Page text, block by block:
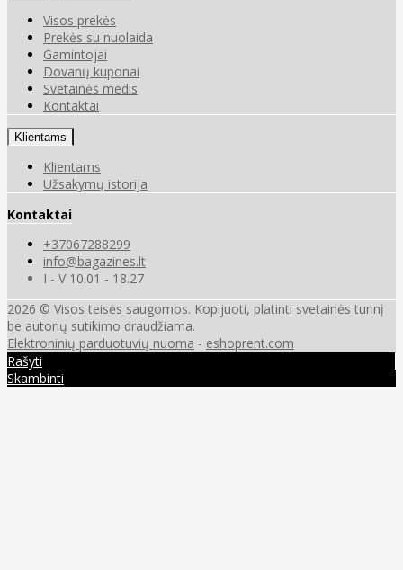
Visos prekės
Prekės su nuolaida
Gamintojai
Dovanų kuponai
Svetainės medis
Kontaktai
Klientams
Klientams
Užsakymų istorija
Kontaktai
+37067288299
info@bagazines.lt
I - V 10.01 - 18.27
2026 © Visos teisės saugomos. Kopijuoti, platinti svetainės turinį
be autorių sutikimo draudžiama.
Elektroninių parduotuvių nuoma - eshoprent.com
Rašyti
Skambinti